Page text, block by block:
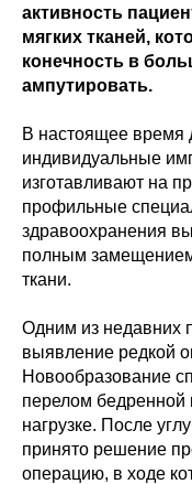
активность
мягких тканей,
конечность в
ампутировать.
В настоящее время
индивидуальные
изготавливают на
профильные
здравоохранения
полным
ткани.
Одним из недавних
выявление редкой
Новообразование
перелом
нагрузке. После
принято решение
операцию, в ходе